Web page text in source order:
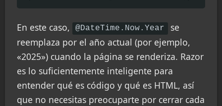
En este caso, @DateTime.Now.Year
se
reemplaza por el año actual (por ejemplo,
«2025») cuando la página se renderiza. Razor
es lo suficientemente inteligente para
entender qué es código y qué es HTML, así
que no necesitas preocuparte por cerrar cada